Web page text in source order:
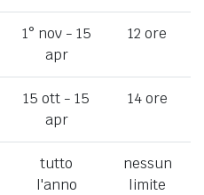
1° nov - 15
apr
12 ore
15 ott - 15
apr
14 ore
tutto
l'anno
nessun
limite